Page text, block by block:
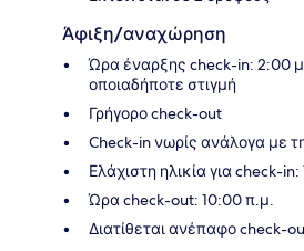
Άφιξη/αναχώρηση
Ώρα έναρξης check-in: 2:00
οποιαδήποτε στιγμή
Γρήγορο check-out
Check-in νωρίς ανάλογα με
Ελάχιστη ηλικία για check-in:
Ώρα check-out: 10:00 π.μ.
Διατίθεται ανέπαφο check-